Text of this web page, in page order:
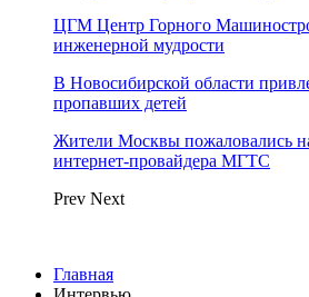
ЦГМ Центр Горного
инженерной мудрости
В Новосибирской области
пропавших детей
Жители Москвы пожаловались
интернет-провайдера МГТС
Prev Next
Главная